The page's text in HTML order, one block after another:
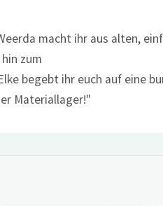
macht ihr aus alten,
zum
begebt ihr euch auf eine
Materiallager!"